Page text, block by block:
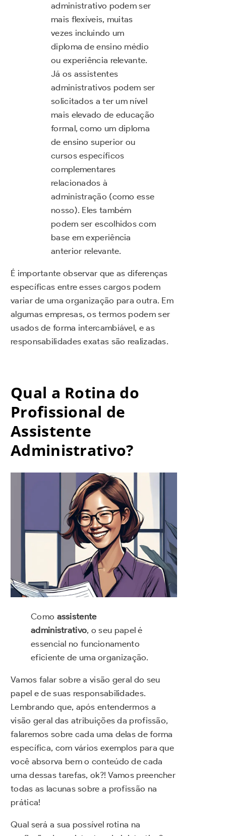
administrativo podem ser
mais flexíveis, muitas
vezes incluindo um
diploma de ensino médio
ou experiência relevante.
Já os assistentes
administrativos podem ser
solicitados a ter um nível
mais elevado de educação
formal, como um diploma
de ensino superior ou
cursos específicos
complementares
relacionados à
administração (como esse
nosso). Eles também
podem ser escolhidos com
base em experiência
anterior relevante.
É importante observar que as diferenças
específicas entre esses cargos podem
variar de uma organização para outra. Em
algumas empresas, os termos podem ser
usados de forma intercambiável, e as
responsabilidades exatas são realizadas.
Qual a Rotina do
Profissional de
Assistente
Administrativo?
Como assistente
administrativo, o seu papel é
essencial no funcionamento
eficiente de uma organização.
Vamos falar sobre a visão geral do seu
papel e de suas responsabilidades.
Lembrando que, após entendermos a
visão geral das atribuições da profissão,
falaremos sobre cada uma delas de forma
específica, com vários exemplos para que
você absorva bem o conteúdo de cada
uma dessas tarefas, ok?! Vamos preencher
todas as lacunas sobre a profissão na
prática!
Qual será a sua possível rotina na